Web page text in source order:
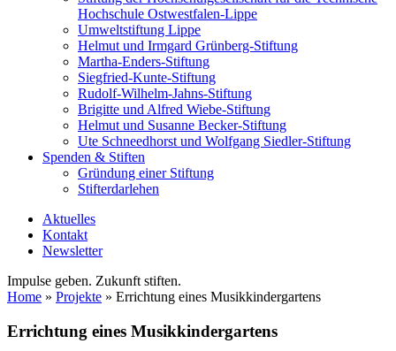
Hochschule Ostwestfalen-Lippe
Umweltstiftung Lippe
Helmut und Irmgard Grünberg-Stiftung
Martha-Enders-Stiftung
Siegfried-Kunte-Stiftung
Rudolf-Wilhelm-Jahns-Stiftung
Brigitte und Alfred Wiebe-Stiftung
Helmut und Susanne Becker-Stiftung
Ute Schneedhorst und Wolfgang Siedler-Stiftung
Spenden & Stiften
Gründung einer Stiftung
Stifterdarlehen
Aktuelles
Kontakt
Newsletter
Impulse geben. Zukunft stiften.
Home » Projekte » Errichtung eines Musikkindergartens
Errichtung eines Musikkindergartens